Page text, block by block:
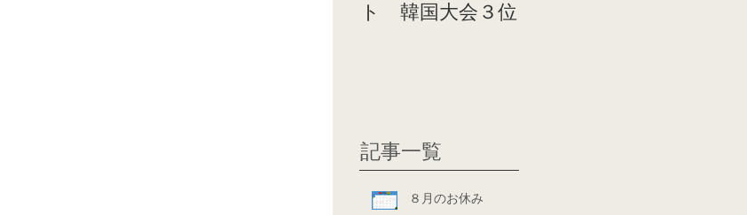
ト 韓国大会３位
記事一覧
８月のお休み